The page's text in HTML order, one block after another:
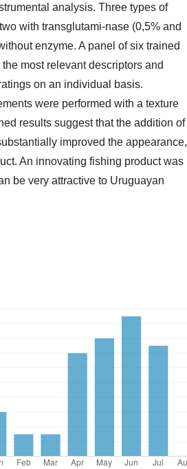
analysis. Three types of
with transglutami-nase (0,5% and
enzyme. A panel of six trained
most relevant descriptors and
on an individual basis.
were performed with a texture
results suggest that the addition of
improved the appearance,
An innovating fishing product was
be very attractive to Uruguayan